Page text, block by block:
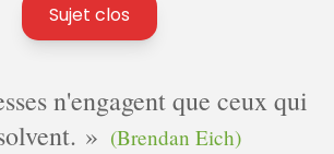
Sujet clos
n'engagent que ceux qui
(Brendan Eich)